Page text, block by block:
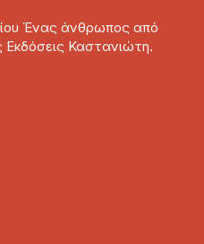
Ένας άνθρωπος από
Εκδόσεις Καστανιώτη.